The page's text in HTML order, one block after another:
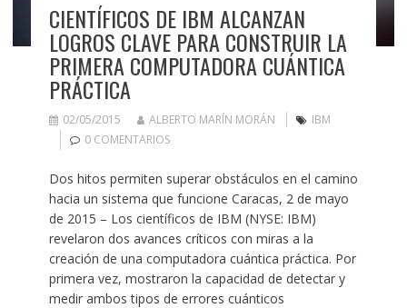
CIENTÍFICOS DE IBM ALCANZAN
LOGROS CLAVE PARA CONSTRUIR LA
PRIMERA COMPUTADORA CUÁNTICA
PRÁCTICA
02/05/2015 ALBERTO MARÍN MORÁN
IBM
0 COMENTARIOS
Dos hitos permiten superar obstáculos en el camino
hacia un sistema que funcione Caracas, 2 de mayo
de 2015 – Los científicos de IBM (NYSE: IBM)
revelaron dos avances críticos con miras a la
creación de una computadora cuántica práctica. Por
primera vez, mostraron la capacidad de detectar y
medir ambos tipos de errores cuánticos